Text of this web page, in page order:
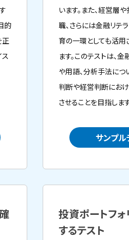
的
正
います。また、経営層
職、さらには金融リテ
育の一環としても活用
ます。このテストは、
や用語、分析手法につ
判断や経営判断にお
させることを目指します
サンプル
投資ポートフ
するテスト